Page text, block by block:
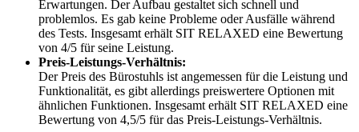
Erwartungen. Der Aufbau gestaltet sich schnell und
problemlos. Es gab keine Probleme oder Ausfälle während
des Tests. Insgesamt erhält SIT RELAXED eine Bewertung
von 4/5 für seine Leistung.
Preis-Leistungs-Verhältnis:
Der Preis des Bürostuhls ist angemessen für die Leistung und
Funktionalität, es gibt allerdings preiswertere Optionen mit
ähnlichen Funktionen. Insgesamt erhält SIT RELAXED eine
Bewertung von 4,5/5 für das Preis-Leistungs-Verhältnis.